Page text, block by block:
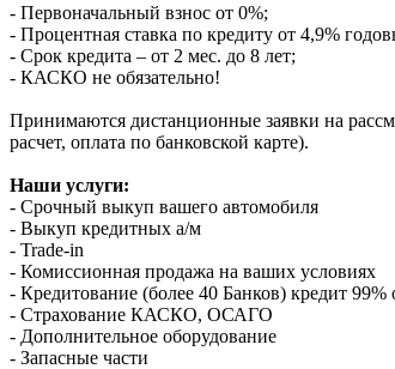
- Первоначальный взнос от 0%;
- Процентная ставка по кредиту от 4,9%
- Срок кредита – от 2 мес. до 8 лет;
- КАСКО не обязательно!
Принимаются дистанционные заявки на
расчет, оплата по банковской карте).
Наши услуги:
- Срочный выкуп вашего автомобиля
- Выкуп кредитных а/м
- Trade-in
- Комиссионная продажа на ваших условиях
- Кредитование (более 40 Банков) кредит 99%
- Страхование КАСКО, ОСАГО
- Дополнительное оборудование
- Запасные части